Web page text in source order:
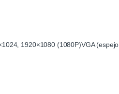
1920×1080 (1080P)VGA (espejo